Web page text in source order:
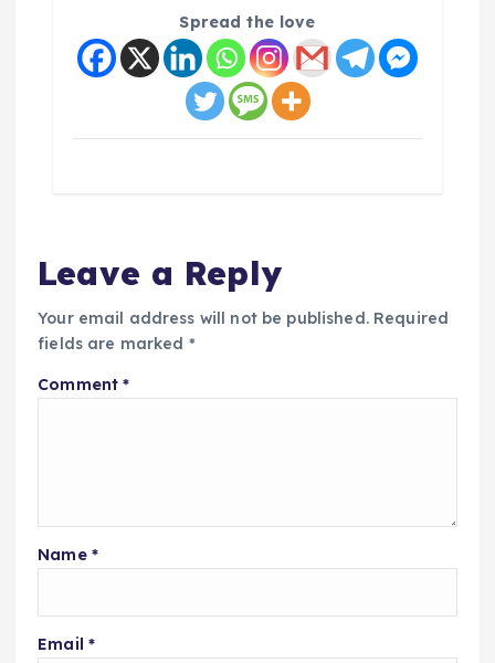
Spread the love
Leave a Reply
Your email address will not be published. Required
fields are marked *
Comment*
Name *
Email *